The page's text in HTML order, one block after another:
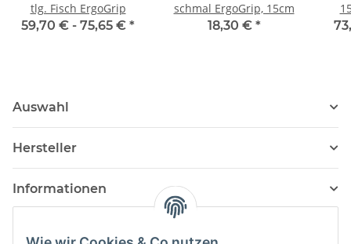
tlg. Fisch ErgoGrip
59,70 € - 75,65 € *
schmal ErgoGrip, 15cm
18,30 € *
Auswahl
Hersteller
Informationen